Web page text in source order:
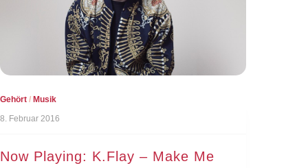
Gehört / Musik
8. Februar 2016
Now Playing: K.Flay – Make Me